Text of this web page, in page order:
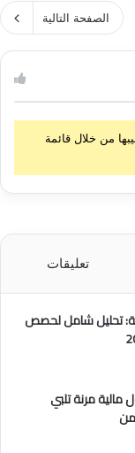
الصفحة التالية
من خلال قائمة
تعليقات
تحليل شامل لحصص
مالية مرنة تلبي